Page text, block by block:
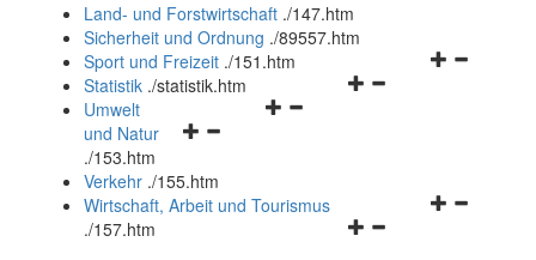
und
schließen
Land- und Forstwirtschaft ./147.htm
Sicherheit und Ordnung ./89557.htm
Navigationsmenü
Sport und Freizeit ./151.htm
Navigationsmenü
Statistik ./statistik.htm
Navigationsmenü
und
schließen
Umwelt
und Natur
./153.htm
Verkehr ./155.htm
Navigationsmenü
Wirtschaft, Arbeit und Tourismus
./157.htm